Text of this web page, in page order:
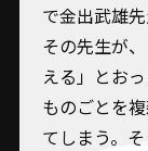
で金出武雄
その先生が
える」とお
ものごとを
てしまう。